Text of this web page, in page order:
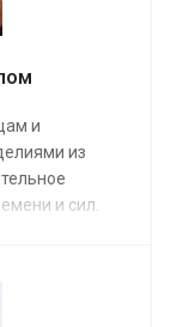
и
из
и сил.
Мы